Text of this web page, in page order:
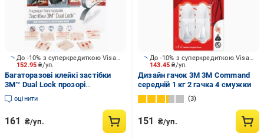
152.95₴/уп.
До -10% з суперкредиткою Visa Вигода
Багаторазові клейкі застібки
3М™ Dual Lock прозорі
3,5x25х25мм 8 шт
оцінити
161 ₴/уп.
143.45₴/уп.
До -10% з суперкредиткою Visa Вигода
Дизайн гачок 3M 3M Command
середній 1 кг 2 гачка 4 смужки
3
151 ₴/уп.